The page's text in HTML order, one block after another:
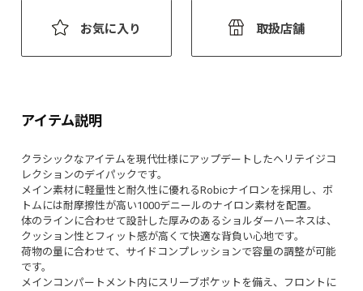
お気に入り 取扱店舗
アイテム説明
クラシックなアイテムを現代仕様にアップデートしたヘリテイジコ
レクションのデイパックです。
メイン素材に軽量性と耐久性に優れるRobicナイロンを採用し、ボ
トムには耐摩擦性が高い1000デニールのナイロン素材を配置。
体のラインに合わせて設計した厚みのあるショルダーハーネスは、
クッション性とフィット感が高くて快適な背負い心地です。
荷物の量に合わせて、サイドコンプレッションで容量の調整が可能
です。
メインコンパートメント内にスリーブポケットを備え、フロントに